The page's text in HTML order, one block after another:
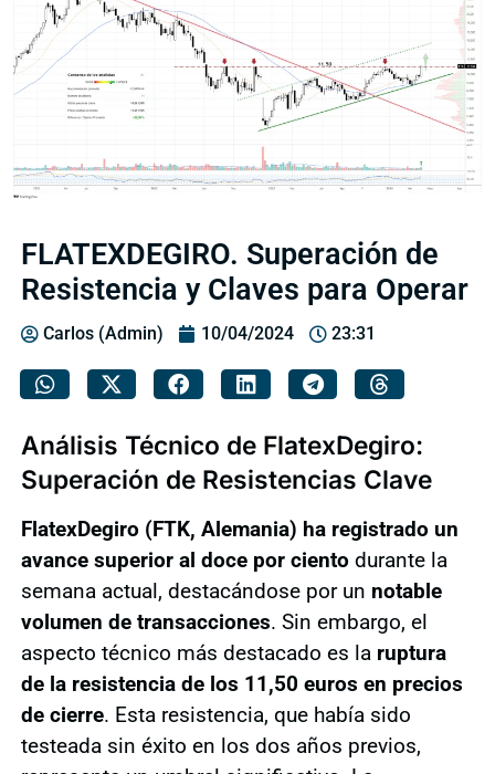
FLATEXDEGIRO. Superación de
Resistencia y Claves para Operar
Carlos (Admin) 10/04/2024 23:31
Análisis Técnico de FlatexDegiro:
Superación de Resistencias Clave
FlatexDegiro (FTK, Alemania) ha registrado un
avance superior al doce por ciento durante la
semana actual, destacándose por un notable
volumen de transacciones. Sin embargo, el
aspecto técnico más destacado es la ruptura
de la resistencia de los 11,50 euros en precios
de cierre. Esta resistencia, que había sido
testeada sin éxito en los dos años previos,